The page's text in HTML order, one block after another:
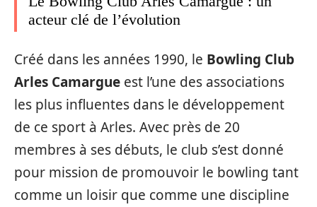
acteur clé de l’évolution
Créé dans les années 1990, le Bowling Club
Arles Camargue est l’une des associations
les plus influentes dans le développement
de ce sport à Arles. Avec près de 20
membres à ses débuts, le club s’est donné
pour mission de promouvoir le bowling tant
comme un loisir que comme une discipline